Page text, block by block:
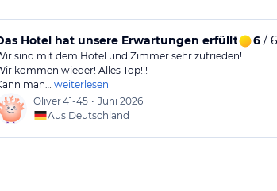
Hotel hat unsere Erwartungen erfüllt. 6/ 6
sind mit dem Hotel und Zimmer sehr zufrieden!
kommen wieder! Alles Top!!!
man… weiterlesen
Oliver41-45 • Juni 2026
Aus Deutschland